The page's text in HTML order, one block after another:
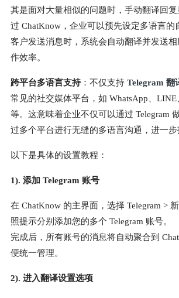
其是面对大量相似的问题时，手动翻译回
过 ChatKnow，企业可以预先设定多语言的
客户发送消息时，系统会自动翻译并发送
作效率。
跨平台多语言支持：不仅支持 Telegram 翻
常见的社交媒体平台，如 WhatsApp、LINE
等。这意味着企业不仅可以通过 Telegram
过多个平台进行无缝的多语言沟通，进一步
以下是具体的设置教程：
1). 添加 Telegram 账号
在 ChatKnow 的主界面，选择 Telegram >
照提示分别添加您的多个 Telegram 账号。
完成后，所有账号的消息将自动聚合到
便统一管理。
2). 进入翻译设置选项